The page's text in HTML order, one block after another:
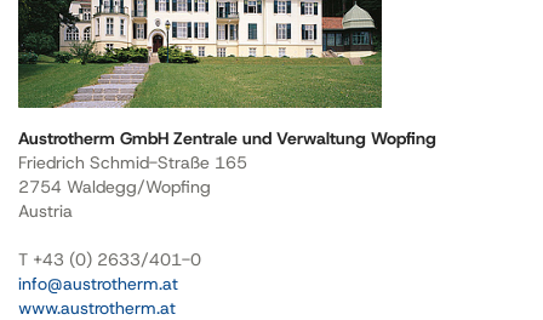
Austrotherm GmbH Zentrale und Verwaltung Wopfing
Friedrich Schmid-Straße 165
2754 Waldegg/Wopfing
Austria
T +43 (0) 2633/401-0
info@austrotherm.at
www.austrotherm.at